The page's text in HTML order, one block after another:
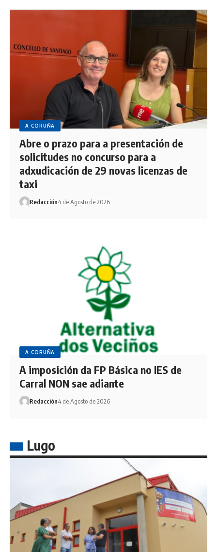
A CORUÑA
Abre o prazo para a presentación de
solicitudes no concurso para a
adxudicación de 29 novas licenzas de
taxi
Redacción4 de Agosto de 2026
A CORUÑA
A imposición da FP Básica no IES de
Carral NON sae adiante
Redacción4 de Agosto de 2026
Lugo